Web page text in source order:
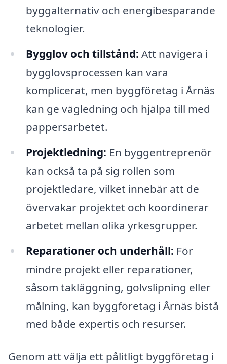
byggalternativ och energibesparande
teknologier.
Bygglov och tillstånd: Att navigera i
bygglovsprocessen kan vara
komplicerat, men byggföretag i Årnäs
kan ge vägledning och hjälpa till med
pappersarbetet.
Projektledning: En byggentreprenör
kan också ta på sig rollen som
projektledare, vilket innebär att de
övervakar projektet och koordinerar
arbetet mellan olika yrkesgrupper.
Reparationer och underhåll: För
mindre projekt eller reparationer,
såsom takläggning, golvslipning eller
målning, kan byggföretag i Årnäs bistå
med både expertis och resurser.
Genom att välja ett pålitligt byggföretag i